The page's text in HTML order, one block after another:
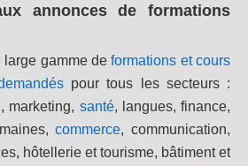
annonces de formations
large gamme deformations et cours
pour tous les secteurs :
marketing, santé, langues, finance,
commerce, communication,
hôtellerie et tourisme, bâtiment et